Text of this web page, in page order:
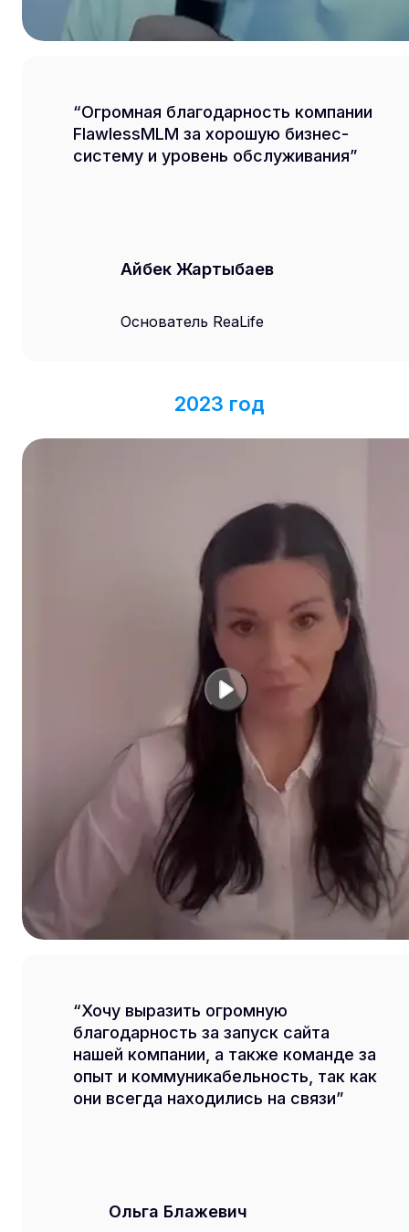
Огромная благодарность компании
FlawlessMLM за хорошую бизнес-
систему и уровень обслуживания
Айбек Жартыбаев
Основатель ReaLife
2023 год
Хочу выразить огромную
благодарность за запуск сайта
нашей компании, а также команде за
опыт и коммуникабельность, так как
они всегда находились на связи
Ольга Блажевич